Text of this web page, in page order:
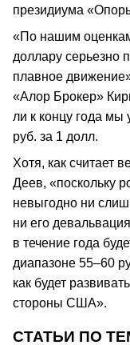
президиума
«По нашим
доллару серьезно
плавное
«Алор Брокер»
ли к концу года мы
руб. за 1 долл.
Хотя, как считает
Деев, «поскольку
невыгодно ни
ни его
в течение года
диапазоне 55–60
как будет
стороны США».
СТАТЬИ ПО